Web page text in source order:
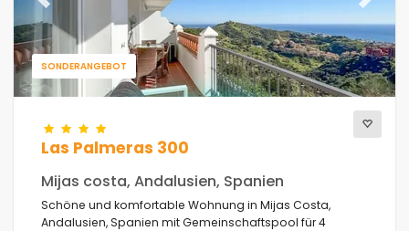
SONDERANGEBOT
Previous Next
Las Palmeras 300
Mijas costa, Andalusien, Spanien
Schöne und komfortable Wohnung in Mijas Costa,
Andalusien, Spanien mit Gemeinschaftspool für 4